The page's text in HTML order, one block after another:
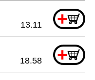
+
13.11
+
18.58